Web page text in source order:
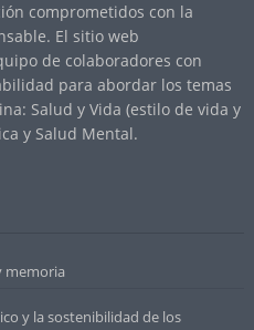
comprometidos con la
El sitio web
de colaboradores con
para abordar los temas
Salud y Vida (estilo de vida y
y Salud Mental.
memoria
y la sostenibilidad de los